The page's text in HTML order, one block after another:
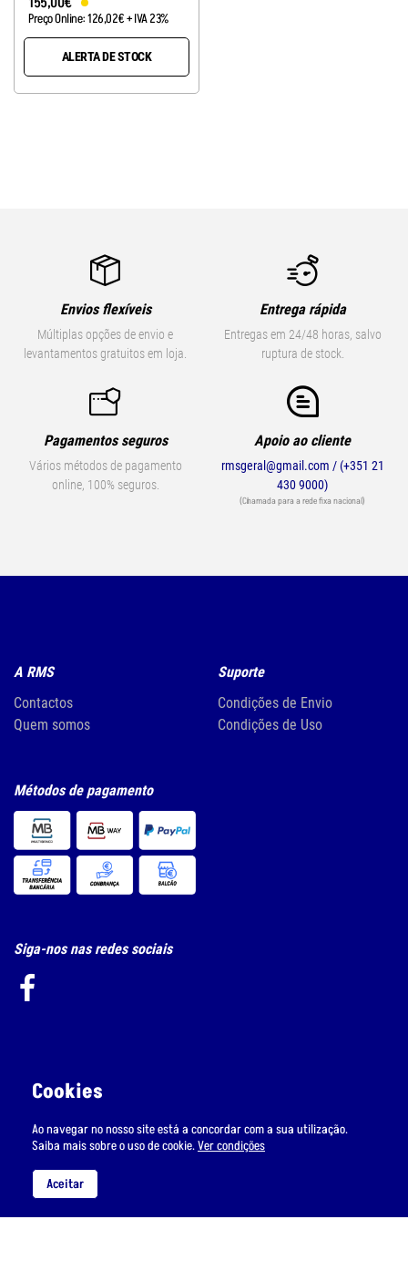
Preço Online:126,02€+ IVA 23%
ALERTA DE STOCK
Envios flexíveis
Múltiplas opções de envio e
levantamentos gratuitos em loja.
Entrega rápida
Entregas em 24/48 horas, salvo
ruptura de stock.
Pagamentos seguros
Vários métodos de pagamento
online, 100% seguros.
Apoio ao cliente
rmsgeral@gmail.com / (+351 21
430 9000)
(Chamada para a rede fixa nacional)
A RMS
Contactos
Quem somos
Suporte
Condições de Envio
Condições de Uso
Métodos de pagamento
Siga-nos nas redes sociais
Cookies
Ao navegar no nosso site está a concordar com a sua utilização.
Saiba mais sobre o uso de cookie.Ver condições
Aceitar